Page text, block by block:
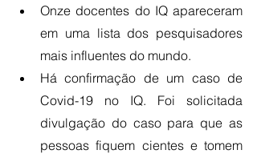
Onze docentes do IQ apareceram
em uma lista dos pesquisadores
mais influentes do mundo.
Há confirmação de um caso de
Covid-19 no IQ. Foi solicitada
divulgação do caso para que as
pessoas fiquem cientes e tomem